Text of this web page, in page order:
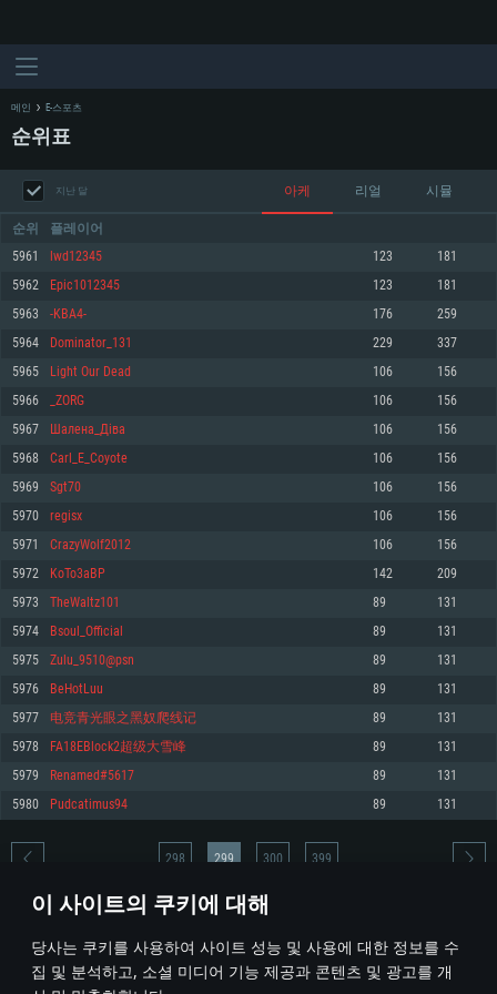
이 사이트의 쿠키에 대해
당사는 쿠키를 사용하여 사이트 성능 및 사용에 대한 정보를 수
집 및 분석하고, 소셜 미디어 기능 제공과 콘텐츠 및 광고를 개
최소사양
운영체제: Windows 10 (64 bit)
프로세서: 2.2 GHz 듀얼코어 이상
메모리: 4GB
그래픽 카드: DirectX 11 이상을 지원하는 AMD Radeon 77XX / NVIDIA
GeForce GT 660. 최소 사양 해상도: 720p
네트워크: 브로드밴드 인터넷
여유 저장 공간: 22.1 GB (최소 클라이언트)
권장 사양
570 혹은 그 이상
여유 저장 공간: 62.2 GB (전체 클라이언트)
최소사양
운영체제: Mac OS Big Sur 11.0
프로세서: 최소 2.2 GHz의 Core i5 (Intel Xeon 은 지원하지 않습니다)
메모리: 6 GB
그래픽 카드: Metal 을 지원하는 Intel Iris Pro 5200 (Mac), 혹은 이와 비슷한 성
능을 가지는 Mac 버전의 AMD/Nvidia. 최소 해상도: 720p
네트워크: 브로드밴드 인터넷
여유 저장 공간: 22.1 GB (최소 클라이언트)
권장 사양
네트워크: 브로드밴드 인터넷
여유 저장 공간: 62.2 GB (전체 클라이언트)
최소사양
운영체제: 64bit Linux 중 최신 버전
프로세서: 2.4 GHz 듀얼코어
메모리: 4 GB
그래픽 카드: Vulkan 을 지원하고, 최신 그래픽 드라이버를 지원하는 NVIDIA
660 (6개월 미만) 혹은 그와 동급의 성능을 가지며 최신 그래픽 드라이버를 지
원하는 AMD (6개월 미만; 최소사양 지원 해상도 720p)
네트워크: 브로드밴드 인터넷
여유 저장 공간: 22.1 GB (최소 클라이언트)
권장 사양
운영체제: Ubuntu 20.04 64bit
프로세서: Intel Core i7
메모리: 16 GB
그래픽 카드: Vulkan 을 지원하고, 최신 그래픽 드라이버를 지원하는 NVIDIA
1060 (6개월 미만) 혹은 그와 동급의 성능을 가지며 최신 그래픽 드라이버를
지원하는 AMD RX 570 (6개월 미만; 최소사양 지원 해상도 720p) 이상
여유 저장 공간: 62.2 GB (전체 클라이언트)
메인 E-스포츠
순위표
지난 달 아케 리얼 시뮬
순위 플레이어
5961 lwd12345 123 181
5962 Epic1012345 123 181
5963 -KBA4- 176 259
5964 Dominator_131 229 337
5965 Light Our Dead 106 156
5966 _ZORG 106 156
5967 Шaлена_Дівa 106 156
5968 Carl_E_Coyote 106 156
5969 Sgt70 106 156
5970 regisx 106 156
5971 CrazyWolf2012 106 156
5972 KoTo3aBP 142 209
5973 TheWaltz101 89 131
5974 Bsoul_Official 89 131
5975 Zulu_9510@psn 89 131
5976 BeHotLuu 89 131
5977 电竞青光眼之黑奴爬线记 89 131
5978 FA18EBlock2超级大雪峰 89 131
5979 Renamed#5617 89 131
5980 Pudcatimus94 89 131
* 순위표는 매일 1회 갱신됩니다
298 299 300 399